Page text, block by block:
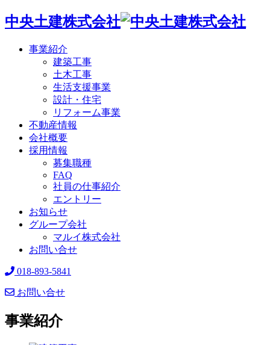
中央土建株式会社
事業紹介
建築工事
土木工事
生活支援事業
設計・住宅
リフォーム事業
不動産情報
会社概要
採用情報
募集職種
FAQ
社員の仕事紹介
エントリー
お知らせ
グループ会社
マルイ株式会社
お問い合せ
018-893-5841
お問い合せ
事業紹介